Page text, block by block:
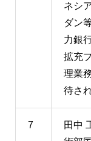
ネシ
ダン
力銀
拡充
理業
待さ
7
田中